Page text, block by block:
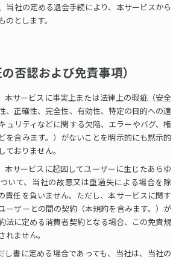
当社の定める退会手続により、本サービスから
のとします。
否認および免責事項）
本サービスに事実上または法律上の瑕疵（安全
、正確性、完全性、有効性、特定の目的への適
ュリティなどに関する欠陥、エラーやバグ、権
を含みます。）がないことを明示的にも黙示的
ておりません。
本サービスに起因してユーザーに生じたあらゆ
いて、当社の故意又は重過失による場合を除
責任を負いません。ただし、本サービスに関す
ーザーとの間の契約（本規約を含みます。）が
法に定める消費者契約となる場合、この免責規
れません。
し書に定める場合であっても、当社は、当社の